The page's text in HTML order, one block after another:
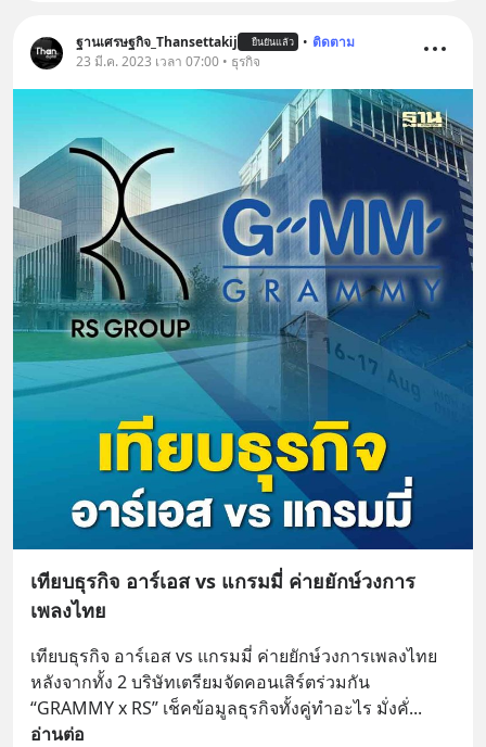
ฐานเศรษฐกิจ_Thansettakij ยืนยันแล้ว • ติดตาม
23 มี.ค. 2023 เวลา 07:00 • ธุรกิจ
เทียบธุรกิจ อาร์เอส vs แกรมมี่ ค่ายยักษ์วงการ
เพลงไทย
เทียบธุรกิจ อาร์เอส vs แกรมมี่ ค่ายยักษ์วงการเพลงไทย
หลังจากทั้ง 2 บริษัทเตรียมจัดคอนเสิร์ตร่วมกัน
“GRAMMY x RS” เช็คข้อมูลธุรกิจทั้งคู่ทำอะไร มั่งคั่
อ่านต่อ